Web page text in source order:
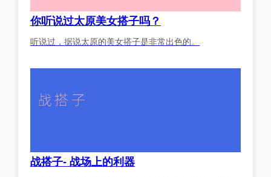
你听说过太原美女搭子吗？
听说过，据说太原的美女搭子是非常出色的。
战搭子- 战场上的利器